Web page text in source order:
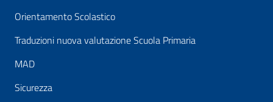
Orientamento Scolastico
Traduzioni nuova valutazione Scuola Primaria
MAD
Sicurezza